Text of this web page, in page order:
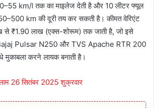
km/l तक का माइलेज देती है और 10 लीटर फ्यूल
km की दूरी तय कर सकती है। कीमत वेरिएंट
से ₹1.90 लाख (एक्स-शोरूम) तक जाती है, जो इसे
Pulsar N250 और TVS Apache RTR 200
मुकाबला करने लायक बनाती है।
26 सितंबर 2025 शुक्रवार